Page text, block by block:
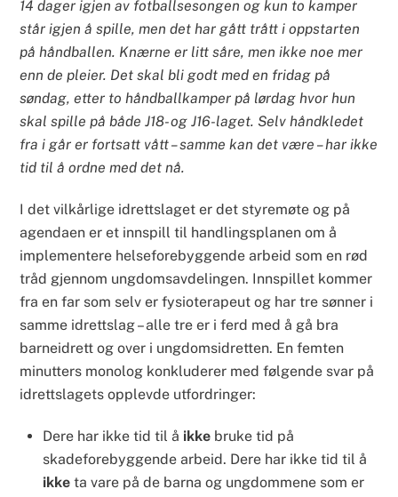
14 dager igjen av fotballsesongen og kun to kamper
står igjen å spille, men det har gått trått i oppstarten
på håndballen. Knærne er litt såre, men ikke noe mer
enn de pleier. Det skal bli godt med en fridag på
søndag, etter to håndballkamper på lørdag hvor hun
skal spille på både J18- og J16-laget. Selv håndkledet
fra i går er fortsatt vått – samme kan det være – har ikke
tid til å ordne med det nå.
I det vilkårlige idrettslaget er det styremøte og på
agendaen er et innspill til handlingsplanen om å
implementere helseforebyggende arbeid som en rød
tråd gjennom ungdomsavdelingen. Innspillet kommer
fra en far som selv er fysioterapeut og har tre sønner i
samme idrettslag – alle tre er i ferd med å gå bra
barneidrett og over i ungdomsidretten. En femten
minutters monolog konkluderer med følgende svar på
idrettslagets opplevde utfordringer:
Dere har ikke tid til å ikke bruke tid på
skadeforebyggende arbeid. Dere har ikke tid til å
ikke ta vare på de barna og ungdommene som er